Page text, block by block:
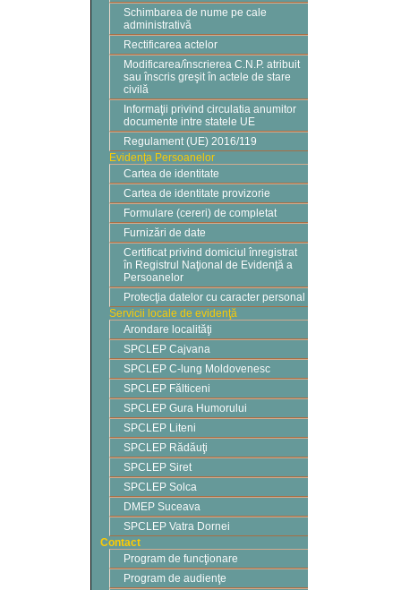
Schimbarea de nume pe cale
administrativă
Rectificarea actelor
Modificarea/înscrierea C.N.P. atribuit
sau înscris greşit în actele de stare
civilă
Informaţii privind circulatia anumitor
documente intre statele UE
Regulament (UE) 2016/119
Evidenţa Persoanelor
Cartea de identitate
Cartea de identitate provizorie
Formulare (cereri) de completat
Furnizări de date
Certificat privind domiciul înregistrat
în Registrul Naţional de Evidenţă a
Persoanelor
Protecţia datelor cu caracter personal
Servicii locale de evidenţă
Arondare localităţi
SPCLEP Cajvana
SPCLEP C-lung Moldovenesc
SPCLEP Fălticeni
SPCLEP Gura Humorului
SPCLEP Liteni
SPCLEP Rădăuţi
SPCLEP Siret
SPCLEP Solca
DMEP Suceava
SPCLEP Vatra Dornei
Contact
Program de funcţionare
Program de audienţe